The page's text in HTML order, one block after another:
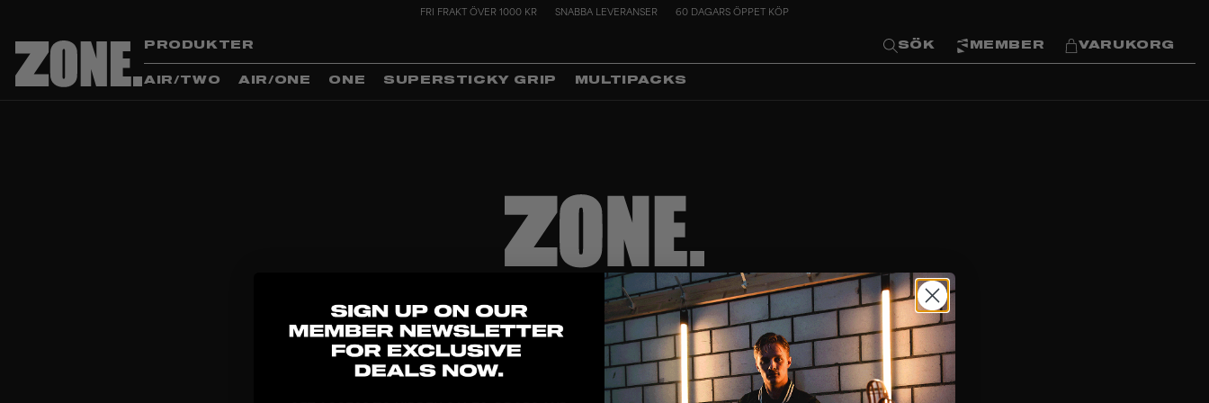
FRI FRAKT ÖVER 1000 KR SNABBA LEVERANSER 60 DAGARS ÖPPET KÖP
PRODUKTER SÖK MEMBER VARUKORG
AIR/TWO AIR/ONE ONE SUPERSTICKY GRIP MULTIPACKS